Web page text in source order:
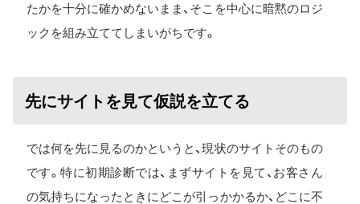
たかを十分に確かめないまま、そこを中心に暗黙のロジ
ックを組み立ててしまいがちです。
先にサイトを見て仮説を立てる
では何を先に見るのかというと、現状のサイトそのもの
です。特に初期診断では、まずサイトを見て、お客さん
の気持ちになったときにどこが引っかかるか、どこに不